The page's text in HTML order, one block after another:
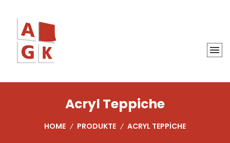
Acryl Teppiche
HOME PRODUKTE ACRYL TEPPICHE